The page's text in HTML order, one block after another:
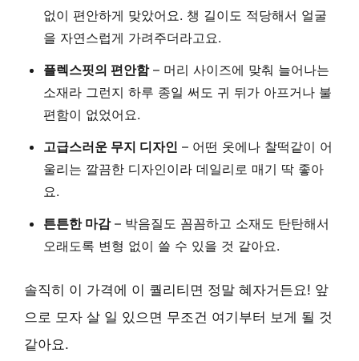
없이 편안하게 맞았어요. 챙 길이도 적당해서 얼굴
을 자연스럽게 가려주더라고요.
플렉스핏의 편안함– 머리 사이즈에 맞춰 늘어나는
소재라 그런지 하루 종일 써도 귀 뒤가 아프거나 불
편함이 없었어요.
고급스러운 무지 디자인 – 어떤 옷에나 찰떡같이 어
울리는 깔끔한 디자인이라 데일리로 매기 딱 좋아
요.
튼튼한 마감– 박음질도 꼼꼼하고 소재도 탄탄해서
오래도록 변형 없이 쓸 수 있을 것 같아요.
솔직히 이 가격에 이 퀄리티면 정말 혜자거든요! 앞
으로 모자 살 일 있으면 무조건 여기부터 보게 될 것
같아요.